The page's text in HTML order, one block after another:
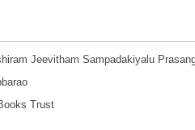
Jeevitham Sampadakiyalu
Trust